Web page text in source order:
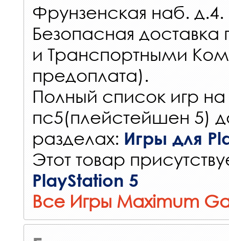
Фрунзенская наб. д.4.
Безопасная
и Транспортными
предоплата).
Полный список игр на
пс5(плейстейшен 5)
разделах: Игры для
Этот товар
PlayStation 5
Все Игры Maximum